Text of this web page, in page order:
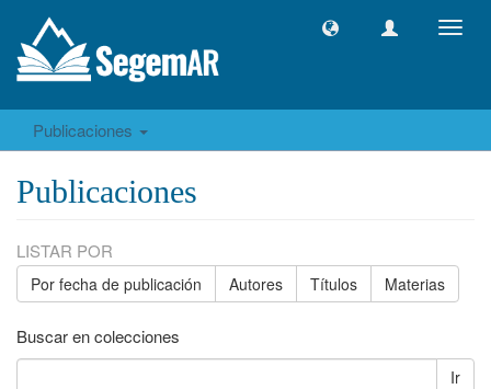
Publicaciones
Publicaciones
LISTAR POR
Por fecha de publicación Autores Títulos Materias
Buscar en colecciones
Ir